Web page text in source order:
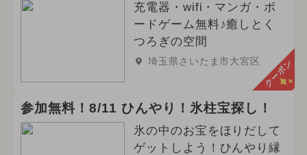
充電器・wifi・マンガ・ボ
ードゲーム無料♪癒しとく
つろぎの空間
埼玉県さいたま市大宮区 クーポン
参加無料！8/11 ひんやり！氷柱宝探し！
氷の中のお宝をほりだして
ゲットしよう！ひんやり縁